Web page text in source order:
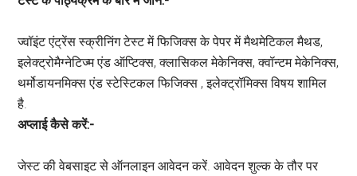
ज्वॉइंट एंट्रेंस स्क्रीनिंग टेस्ट में फिजिक्स के पेपर में मैथमेटिकल मैथड,
इलेक्ट्रोमैग्नेटिज्म एंड ऑप्टिक्स, क्लासिकल मेकेनिक्स, क्वॉन्टम मेकेनिक्स,
थर्मोडायनमिक्स एंड स्टेस्टिकल फिजिक्स , इलेक्ट्रॉमिक्स विषय शामिल
है.
अप्लाई कैसे करें:-
जेस्ट की वेबसाइट से ऑनलाइन आवेदन करें. आवेदन शुल्क के तौर पर